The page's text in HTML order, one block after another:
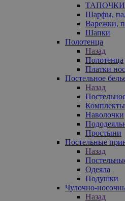
ТАПОЧКИ
Шарфы,
Варежки,
Шапки
Полотенца
Назад
Полотенца
Платки
Постельное
Назад
Комплекты
Наволочки
Простыни
Постельные
Назад
Одеяла
Подушки
Чулочно-
Назад